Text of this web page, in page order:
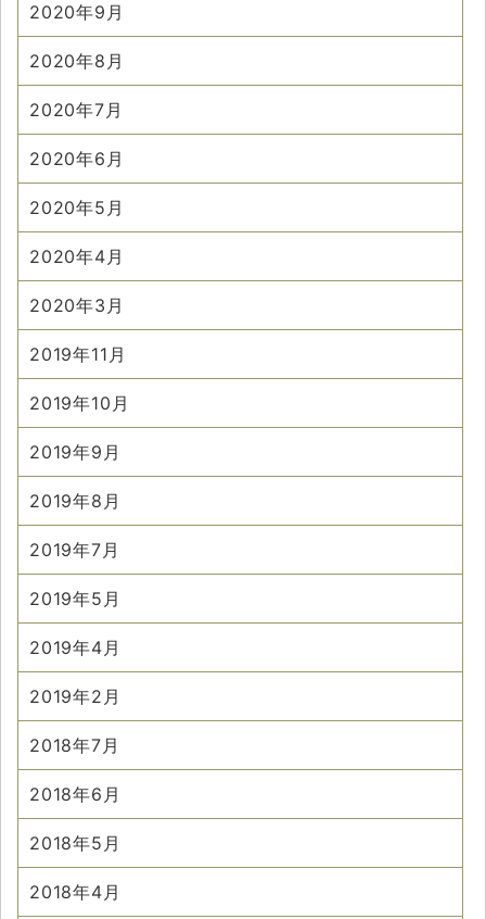
2020年9月
2020年8月
2020年7月
2020年6月
2020年5月
2020年4月
2020年3月
2019年11月
2019年10月
2019年9月
2019年8月
2019年7月
2019年5月
2019年4月
2019年2月
2018年7月
2018年6月
2018年5月
2018年4月